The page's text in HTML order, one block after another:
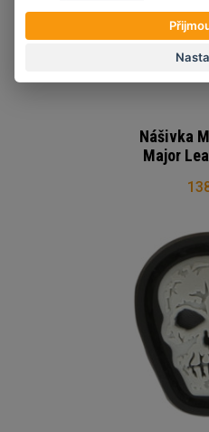
Nášivka
Major